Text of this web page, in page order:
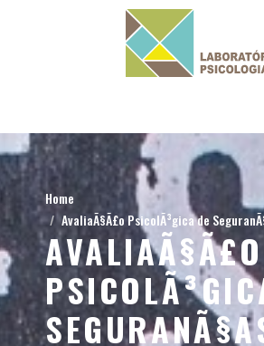
Home
AvaliaÃ§Ã£o PsicolÃ³gica de
AVALIAÃ§Ã£O